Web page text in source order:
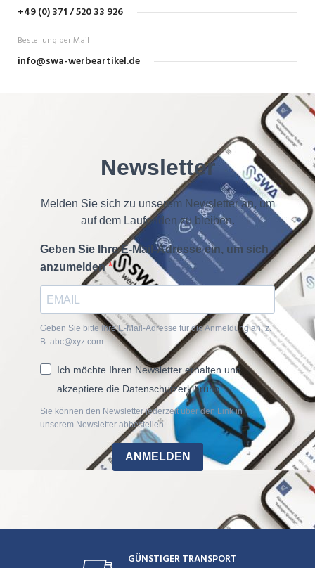
+49 (0) 371 / 520 33 926
Bestellung per Mail
info@swa-werbeartikel.de
Newsletter
Melden Sie sich zu unserem Newsletter an, um
auf dem Laufenden zu bleiben.
Geben Sie Ihre E-Mail-Adresse ein, um sich
anzumelden
Geben Sie bitte Ihre E-Mail-Adresse für die Anmeldung an, z.
B. abc@xyz.com.
Ich möchte Ihren Newsletter erhalten und
akzeptiere die Datenschutzerklärung.
Sie können den Newsletter jederzeit über den Link in
unserem Newsletter abbestellen.
ANMELDEN
GÜNSTIGER TRANSPORT